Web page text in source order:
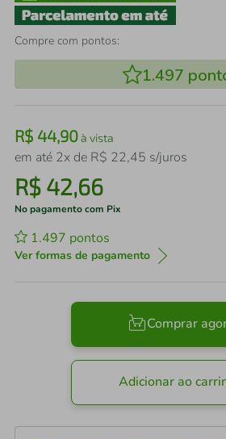
Compre com pontos:
1.497
R$ 44,90à vista
em até 2x de R$ 22,45 s/juros
R$ 42,66
No pagamento com Pix
1.497 pontos
Ver formas de pagamento
Comprar
Adicionar ao